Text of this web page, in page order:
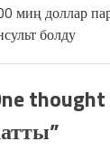
миң доллар
болду
thought
”